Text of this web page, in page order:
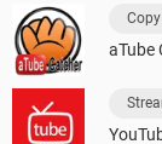
aTube